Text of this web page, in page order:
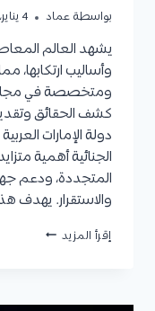
بواسطة عماد 4 يناير، 2023
يشهد العالم
وأساليب ارتكابها،
ومتخصصة في مجال
كشف الحقائق
دولة الإمارات
الجنائية أهمية
المتجددة، ودعم
والاستقرار. يهدف
إقرأ المزيد تخصص
الإمارات